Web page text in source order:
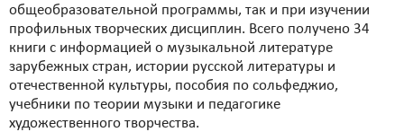
общеобразовательной программы, так и при изучении
профильных творческих дисциплин. Всего получено 34
книги с информацией о музыкальной литературе
зарубежных стран, истории русской литературы и
отечественной культуры, пособия по сольфеджио,
учебники по теории музыки и педагогике
художественного творчества.